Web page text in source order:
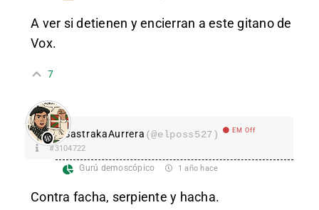
A ver si detienen y encierran a este gitano de
Vox.
7
SastrakaAurrera (@elposs527) EM Off
#3104722
Gurú demoscópico 1 año hace
Contra facha, serpiente y hacha.